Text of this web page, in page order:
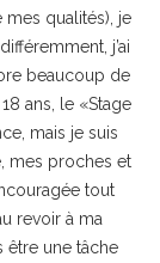
qualités), je
j’ai
beaucoup de
ans, le «Stage
mais je suis
mes proches et
tout
revoir à ma
être une tâche